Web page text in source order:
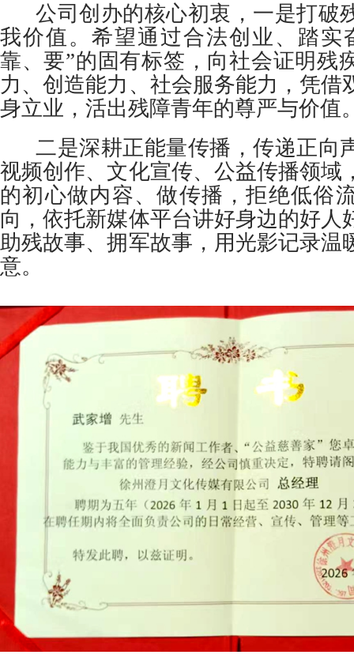
公司创办的核心初衷，一是打破
我价值。希望通过合法创业、踏实
靠、要”的固有标签，向社会证明残
力、创造能力、社会服务能力，凭借
身立业，活出残障青年的尊严与价值
二是深耕正能量传播，传递正向
视频创作、文化宣传、公益传播领域
的初心做内容、做传播，拒绝低俗
向，依托新媒体平台讲好身边的好人
助残故事、拥军故事，用光影记录温
意。